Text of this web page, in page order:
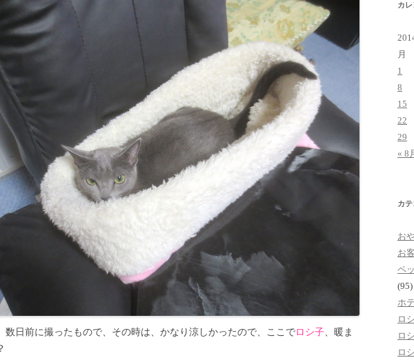
数日前に撮ったもので、その時は、かなり涼しかったので、ここでロシ子、暖ま
カ
月
1
8
15
22
29
« 8
カ
お
お
ペ
(95)
ホ
ロ
ロ
ロ